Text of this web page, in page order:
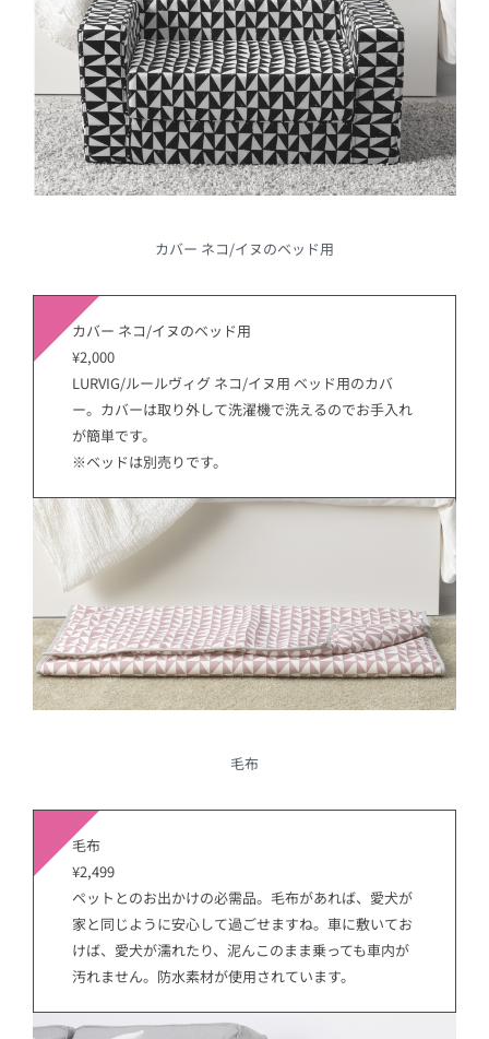
カバー ネコ/イヌのベッド用
カバー ネコ/イヌのベッド用
¥2,000
LURVIG/ルールヴィグ ネコ/イヌ用 ベッド用のカバ
ー。カバーは取り外して洗濯機で洗えるのでお手入れ
が簡単です。
※ベッドは別売りです。
毛布
毛布
¥2,499
ペットとのお出かけの必需品。毛布があれば、愛犬が
家と同じように安心して過ごせますね。車に敷いてお
けば、愛犬が濡れたり、泥んこのまま乗っても車内が
汚れません。防水素材が使用されています。